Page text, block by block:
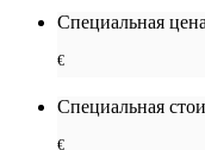
Специальная
€
Специальная
€